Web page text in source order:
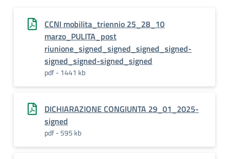
CCNI mobilita_triennio 25_28_10
marzo_PULITA_post
riunione_signed_signed_signed_signed-
signed_signed-signed_signed
pdf - 1441 kb
DICHIARAZIONE CONGIUNTA 29_01_2025-
signed
pdf - 595 kb